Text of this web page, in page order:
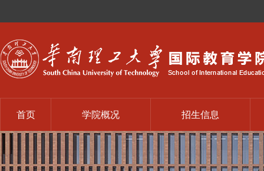
首页 学院概况 招生信息